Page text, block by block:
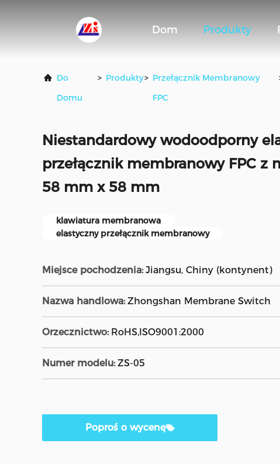
Dom Produkty
Do
Domu
> Produkty> Przełącznik Membranowy
FPC
Niestandardowy wodoodporny
przełącznik membranowy FPC z
58 mm x 58 mm
klawiatura membranowa
elastyczny przełącznik membranowy
Miejsce pochodzenia: Jiangsu, Chiny (kontynent)
Nazwa handlowa: Zhongshan Membrane Switch
Orzecznictwo: RoHS,ISO9001:2000
Numer modelu: ZS-05
Poproś o wycenę